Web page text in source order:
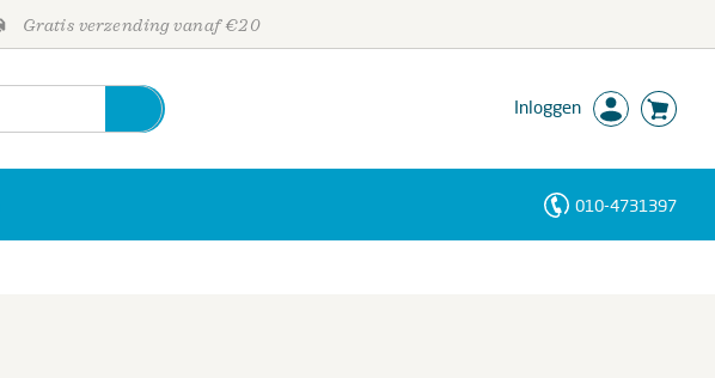
Gratis verzending vanaf €20
Inloggen
010-4731397
Personen